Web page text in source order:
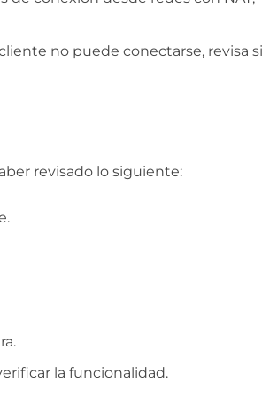
no puede conectarse, revisa
revisado lo siguiente:
la funcionalidad.